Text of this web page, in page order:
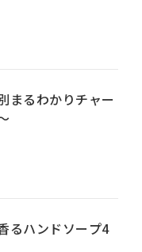
まるわかりチャー
るハンドソープ4